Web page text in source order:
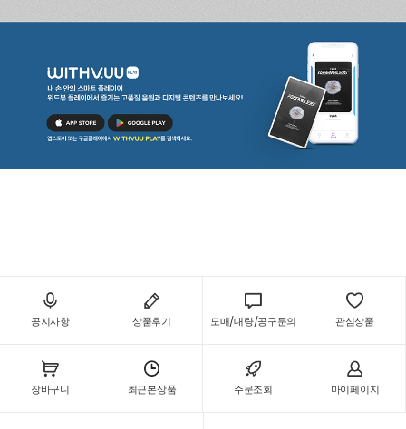
공지사항 상품후기 도매/대량/공구문의 관심상품
장바구니 최근본상품 주문조회 마이페이지